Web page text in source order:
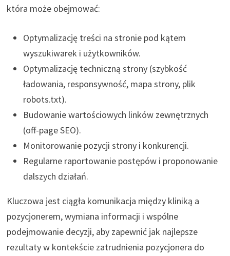
która może obejmować:
Optymalizację treści na stronie pod kątem
wyszukiwarek i użytkowników.
Optymalizację techniczną strony (szybkość
ładowania, responsywność, mapa strony, plik
robots.txt).
Budowanie wartościowych linków zewnętrznych
(off-page SEO).
Monitorowanie pozycji strony i konkurencji.
Regularne raportowanie postępów i proponowanie
dalszych działań.
Kluczowa jest ciągła komunikacja między kliniką a
pozycjonerem, wymiana informacji i wspólne
podejmowanie decyzji, aby zapewnić jak najlepsze
rezultaty w kontekście zatrudnienia pozycjonera do